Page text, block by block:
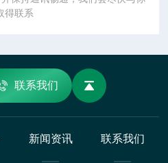
得联系
联系我们
新闻资讯 联系我们